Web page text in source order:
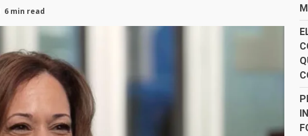
6 min read